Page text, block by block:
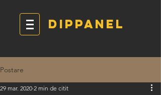
DIPPANEL
Postare
29 mar. 2020 2 min de citit